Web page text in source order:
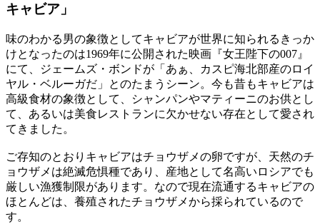
キャビア」
味のわかる男の象徴としてキャビアが世界に知られるきっか
けとなったのは1969年に公開された映画『女王陛下の007』
にて、ジェームズ・ボンドが「あぁ、カスピ海北部産のロイ
ヤル・ベルーガだ」とのたまうシーン。今も昔もキャビアは
高級食材の象徴として、シャンパンやマティーニのお供とし
て、あるいは美食レストランに欠かせない存在として愛され
てきました。
ご存知のとおりキャビアはチョウザメの卵ですが、天然のチ
ョウザメは絶滅危惧種であり、産地として名高いロシアでも
厳しい漁獲制限があります。なので現在流通するキャビアの
ほとんどは、養殖されたチョウザメから採られているので
す。